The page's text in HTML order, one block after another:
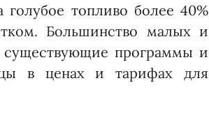
топливо более 40%
Большинство малых и
существующие программы и
в ценах и тарифах для